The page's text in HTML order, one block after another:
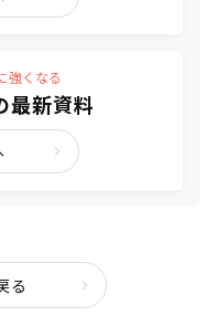
強くなる
新資料
る